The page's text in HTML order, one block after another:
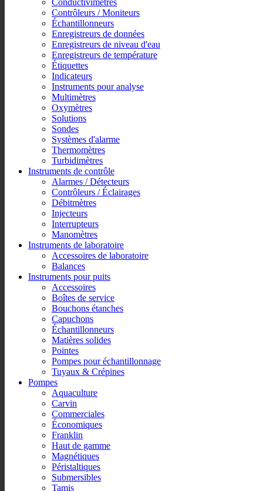
Contrôleurs / Moniteurs
Échantillonneurs
Enregistreurs de données
Enregistreurs de niveau d'eau
Enregistreurs de température
Étiquettes
Indicateurs
Instruments pour analyse
Multimètres
Oxymètres
Solutions
Sondes
Systèmes d'alarme
Thermomètres
Turbidimètres
Instruments de contrôle
Alarmes / Détecteurs
Contrôleurs / Éclairages
Débitmètres
Injecteurs
Interrupteurs
Manomètres
Instruments de laboratoire
Accessoires de laboratoire
Balances
Instruments pour puits
Accessoires
Boîtes de service
Bouchons étanches
Capuchons
Échantillonneurs
Matières solides
Pointes
Pompes pour échantillonnage
Tuyaux & Crépines
Pompes
Aquaculture
Carvin
Commerciales
Économiques
Franklin
Haut de gamme
Magnétiques
Péristaltiques
Submersibles
Tamis